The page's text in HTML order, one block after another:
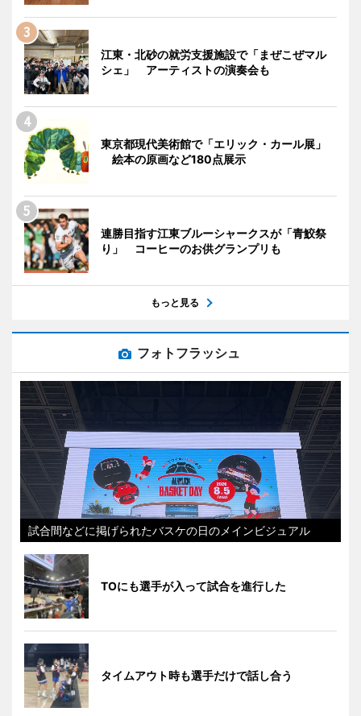
江東・北砂の就労支援施設で「まぜこぜマル
シェ」 アーティストの演奏会も
東京都現代美術館で「エリック・カール展」
絵本の原画など180点展示
連勝目指す江東ブルーシャークスが「青鮫祭
り」 コーヒーのお供グランプリも
もっと見る
フォトフラッシュ
試合間などに掲げられたバスケの日のメインビジュアル
TOにも選手が入って試合を進行した
タイムアウト時も選手だけで話し合う